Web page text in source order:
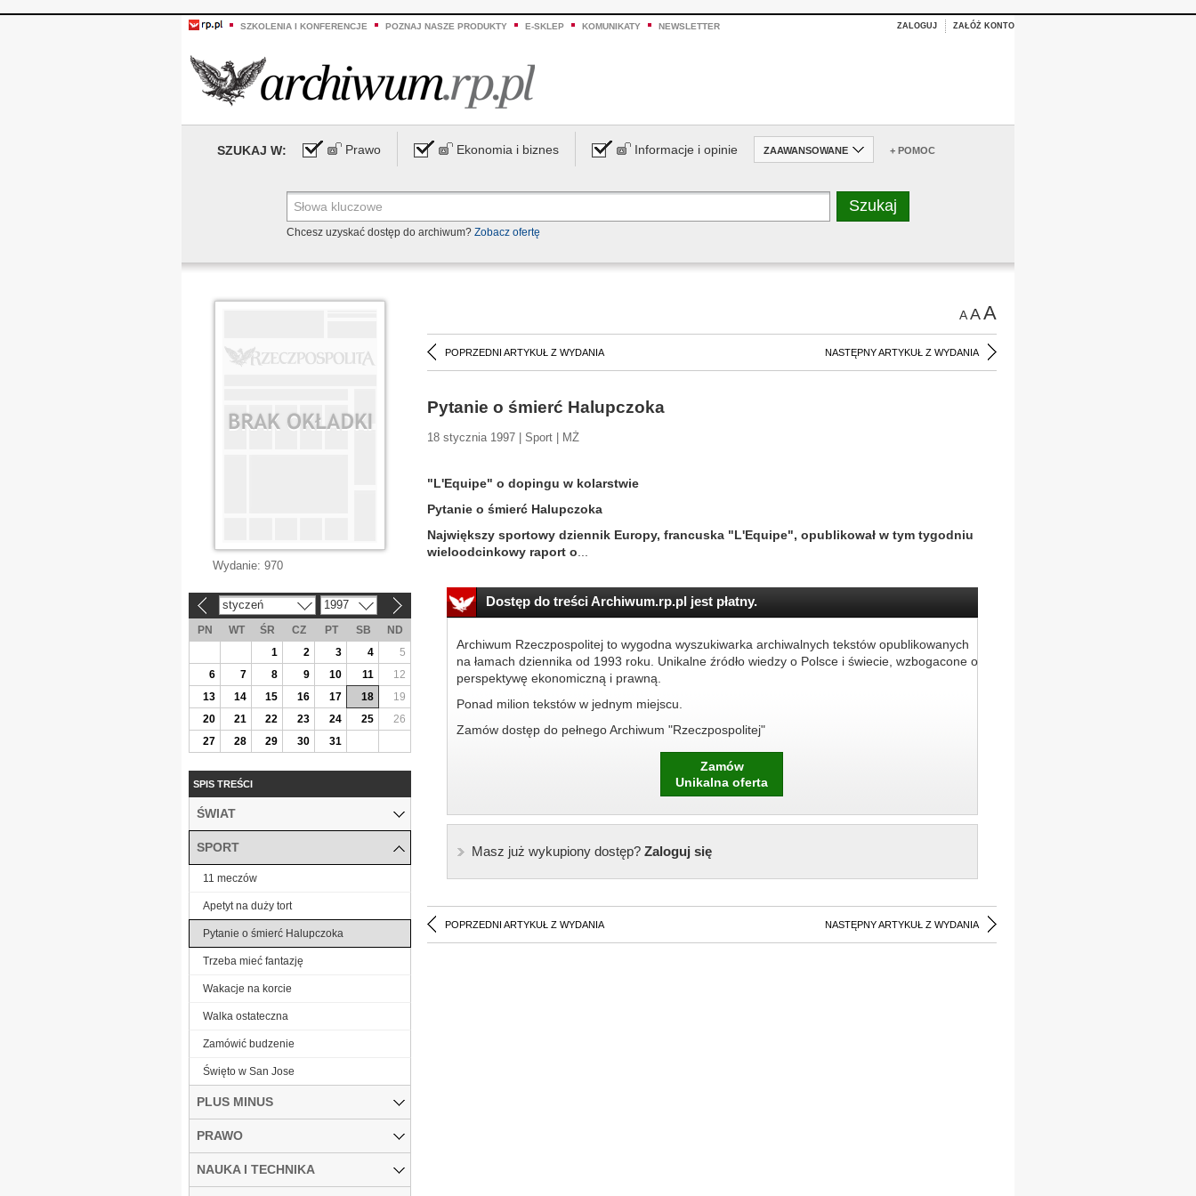
SZKOLENIA I KONFERENCJE POZNAJ NASZE PRODUKTY E-SKLEP KOMUNIKATY NEWSLETTER ZALOGUJ ZAŁÓŻ KONTO
SZUKAJ W: Prawo Ekonomia i biznes Informacje i opinie ZAAWANSOWANE + POMOC
Chcesz uzyskać dostęp do archiwum? Zobacz ofertę
AAA
POPRZEDNI ARTYKUŁ Z WYDANIA NASTĘPNY ARTYKUŁ Z WYDANIA
Pytanie o śmierć Halupczoka
18 stycznia 1997 | Sport | MŻ
"L'Equipe" o dopingu w kolarstwie
Pytanie o śmierć Halupczoka
Największy sportowy dziennik Europy, francuska "L'Equipe", opublikował w tym tygodniu
wieloodcinkowy raport o
Dostęp do treści Archiwum.rp.pl jest płatny.
Archiwum Rzeczpospolitej to wygodna wyszukiwarka archiwalnych tekstów opublikowanych
na łamach dziennika od 1993 roku. Unikalne źródło wiedzy o Polsce i świecie, wzbogacone o
perspektywę ekonomiczną i prawną.
Ponad milion tekstów w jednym miejscu.
Zamów dostęp do pełnego Archiwum "Rzeczpospolitej"
Zamów
Unikalna oferta
Masz już wykupiony dostęp?Zaloguj się
POPRZEDNI ARTYKUŁ Z WYDANIA NASTĘPNY ARTYKUŁ Z WYDANIA
Wydanie: 970
styczeń 1997
PN WT ŚR CZ PT SB
ND
1
2 3 4
5
6
7 8 9 10 11
12
13
14 15 16 17 18
19
20
21 22 23 24 25
26
27
28 29 30 31
SPIS TREŚCI
ŚWIAT
SPORT
11 meczów
Apetyt na duży tort
Pytanie o śmierć Halupczoka
Trzeba mieć fantazję
Wakacje na korcie
Walka ostateczna
Zamówić budzenie
Święto w San Jose
PLUS MINUS
PRAWO
NAUKA I TECHNIKA